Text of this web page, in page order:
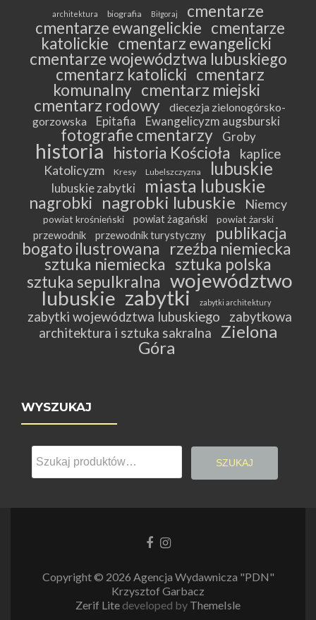
architektura biografia Biłgoraj
cmentarze
cmentarze ewangelickie cmentarze
katolickie cmentarz ewangelicki
cmentarze województwa lubuskiego
cmentarz katolicki cmentarz
komunalny cmentarz miejski
cmentarz rodowy
diecezja zielonogórsko-
gorzowska
Epitafia Ewangelicyzm augsburski
fotografie cmentarzy Groby
historia historia Kościoła kaplice
Katolicyzm Kresy Lubelszczyzna lubuskie
lubuskie zabytki miasta lubuskie
nagrobki nagrobki lubuskie Niemcy
powiat krośnieński powiat żagański powiat żarski
przewodnik przewodnik turystyczny
publikacja
bogato ilustrowana
rzeźba niemiecka
sztuka niemiecka sztuka polska
sztuka sepulkralna województwo
lubuskie zabytki zabytki architektury
zabytki województwa lubuskiego
zabytkowa
architektura i sztuka sakralna
Zielona
Góra
WYSZUKAJ
Szukaj:
SZUKAJ
LinkLink
Copyright © 2026 Agencja Wydawnicza "PDN"
Krzysztof Garbacz
Zerif Lite developed by ThemeIsle